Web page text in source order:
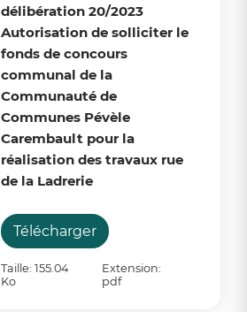
délibération 20/2023
Autorisation de solliciter le
fonds de concours
communal de la
Communauté de
Communes Pévèle
Carembault pour la
réalisation des travaux rue
de la Ladrerie
Télécharger
Taille: 155.04
Ko
Extension:
pdf